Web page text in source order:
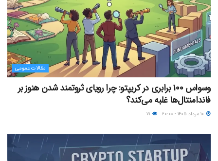
مقالات عمومی
وسواس ۱۰۰ برابری در کریپتو: چرا رویای ثروتمند شدن هنوز بر
فاندامنتال‌ها غلبه می‌کند؟